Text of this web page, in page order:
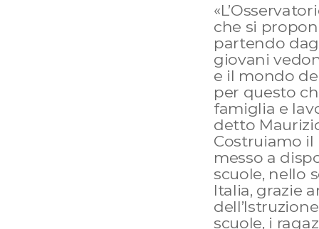
che si
partendo
giovani
e il mondo
per questo
famiglia e
detto
Costruiamo il
messo a
scuole, nello
Italia, grazie
scuole, i